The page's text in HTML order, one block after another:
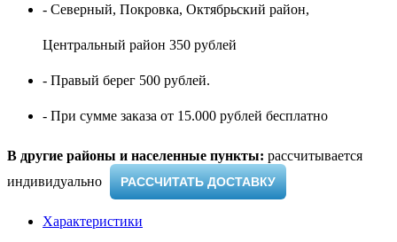
- Северный, Покровка, Октябрьский район,
Центральный район 350 рублей
- Правый берег 500 рублей.
- При сумме заказа от 15.000 рублей бесплатно
В другие районы и населенные пункты: рассчитывается
индивидуально ​
РАССЧИТАТЬ ДОСТАВКУ
Характеристики